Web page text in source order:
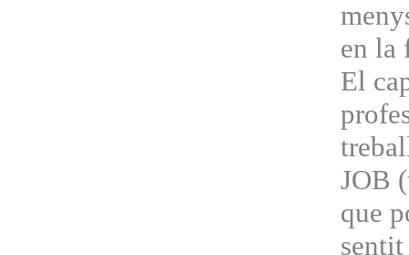
en la
El
JOB
que